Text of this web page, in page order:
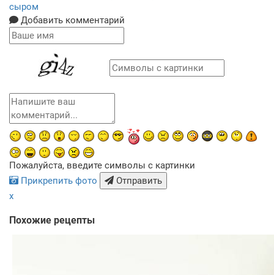
сыром
Добавить комментарий
Пожалуйста, введите символы с картинки
Прикрепить фото
Отправить
x
Похожие рецепты